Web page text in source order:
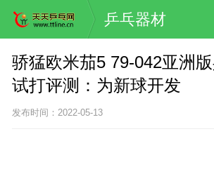
乒乓器材
骄猛欧米茄5 79-042亚洲
试打评测：为新球开发
发布时间：2022-05-13